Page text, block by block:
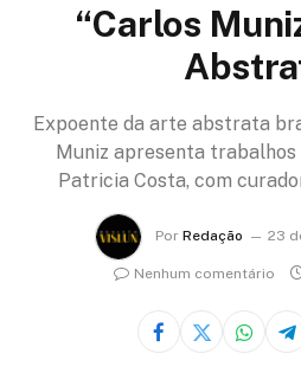
“Carlos
Expoente da arte abstrata
Muniz apresenta
Patricia Costa, com
Por Redação 23
Nenhum comentário